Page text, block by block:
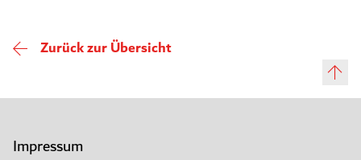
Zurück zur Übersicht
Impressum